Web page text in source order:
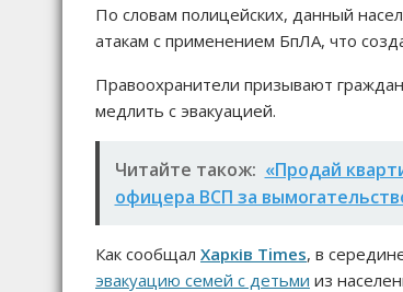
По словам полицейских, данный
атакам с применением БпЛА, что
Правоохранители призывают
медлить с эвакуацией.
Читайте також: «Продай
офицера ВСП за
Как сообщал Харків Times, в
эвакуацию семей с детьми из